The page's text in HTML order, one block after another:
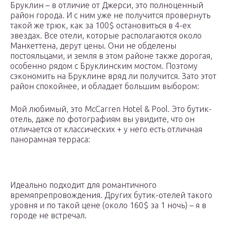
Бруклин – в отличие от Джерси, это полноценный
район города. И с ним уже не получится провернуть
такой же трюк, как за 100$ остановиться в 4-ех
звездах. Все отели, которые располагаются около
Манхеттена, дерут цены. Они не обделены
постояльцами, и земля в этом районе также дорогая,
особенно рядом с Бруклинским мостом. Поэтому
сэкономить на Бруклине вряд ли получится. Зато этот
район спокойнее, и обладает большим выбором:
Мой любимый, это McCarren Hotel & Pool. Это бутик-
отель, даже по фотографиям вы увидите, что он
отличается от классических + у него есть отличная
панорамная терраса:
Идеально подходит для романтичного
времяпрепровождения. Других бутик-отелей такого
уровня и по такой цене (около 160$ за 1 ночь) – я в
городе не встречал.